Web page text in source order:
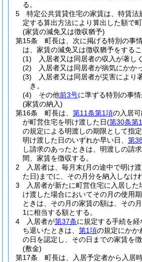
る。
5
特定公共賃貸住宅の家賃は、特賃法
定する算出方法により算出した額で町
(家賃の減免又は徴収猶予)
第15条
町長は、次に掲げる特別の事
は、家賃の減免又は徴収猶予をするこ
(1)
入居者又は同居者の収入が著し
(2)
入居者又は同居者が病気にかか
(3)
入居者又は同居者が災害により
き。
(4)
その他前3号に準ずる特別の事情
(家賃の納入)
第16条
町長は、 第11条第1項の入居
が町営住宅を明け渡した日(第30条第
の規定による明渡しの期限として指
明け渡した日のいずれか早い日、 第
し請求のあったときは、明渡しの請
間、家賃を徴収する。
2
入居者は、毎月末(月の途中で明け
た日) までに、その月分を納入しなけ
3
入居者が新たに町営住宅に入居した
け渡した場合においてその月の使用
ときは、その月の家賃の額は、その
1に相当する額とする。
4
入居者が第37条に規定する手続を
ち退いたときは、 第1項の規定にかか
の日を認定し、その日までの家賃を徴
(敷金)
第17条
町長は、入居予定者から入居